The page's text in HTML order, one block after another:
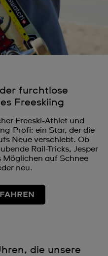
furchtlose
Freeskiing
Freeski-Athlet und
Profi: ein Star, der die
Neue verschiebt. Ob
Rail-Tricks, Jesper
Möglichen auf Schnee
neu.
die unsere